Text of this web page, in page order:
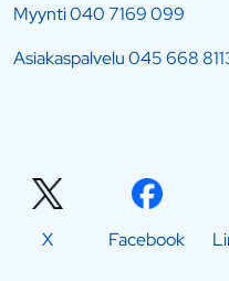
Myynti040 7169 099
Asiakaspalvelu045 668
X Facebook